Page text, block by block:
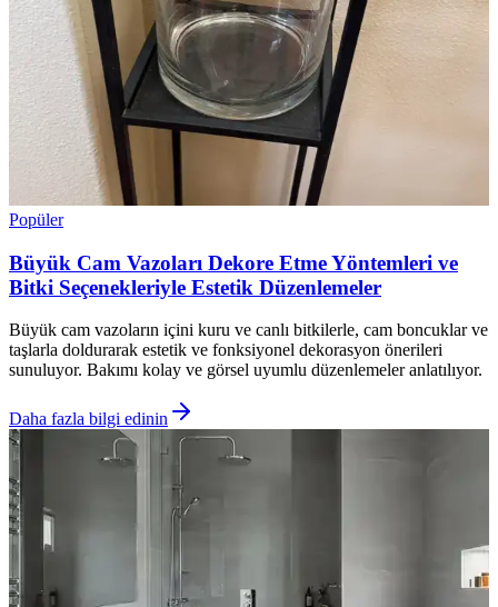
Popüler
Büyük Cam Vazoları Dekore Etme Yöntemleri ve
Bitki Seçenekleriyle Estetik Düzenlemeler
Büyük cam vazoların içini kuru ve canlı bitkilerle, cam boncuklar ve
taşlarla doldurarak estetik ve fonksiyonel dekorasyon önerileri
sunuluyor. Bakımı kolay ve görsel uyumlu düzenlemeler anlatılıyor.
Daha fazla bilgi edinin